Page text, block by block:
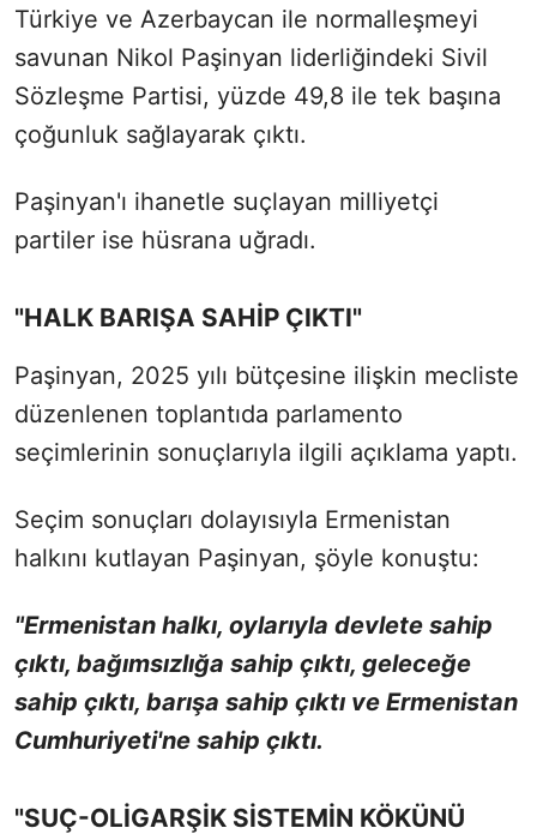
Türkiye ve Azerbaycan ile normalleşmeyi
savunan Nikol Paşinyan liderliğindeki Sivil
Sözleşme Partisi, yüzde 49,8 ile tek başına
çoğunluk sağlayarak çıktı.
Paşinyan'ı ihanetle suçlayan milliyetçi
partiler ise hüsrana uğradı.
"HALK BARIŞA SAHİP ÇIKTI"
Paşinyan, 2025 yılı bütçesine ilişkin mecliste
düzenlenen toplantıda parlamento
seçimlerinin sonuçlarıyla ilgili açıklama yaptı.
Seçim sonuçları dolayısıyla Ermenistan
halkını kutlayan Paşinyan, şöyle konuştu:
"Ermenistan halkı, oylarıyla devlete sahip
çıktı, bağımsızlığa sahip çıktı, geleceğe
sahip çıktı, barışa sahip çıktı ve Ermenistan
Cumhuriyeti'ne sahip çıktı.
"SUÇ-OLİGARŞİK SİSTEMİN KÖKÜNÜ